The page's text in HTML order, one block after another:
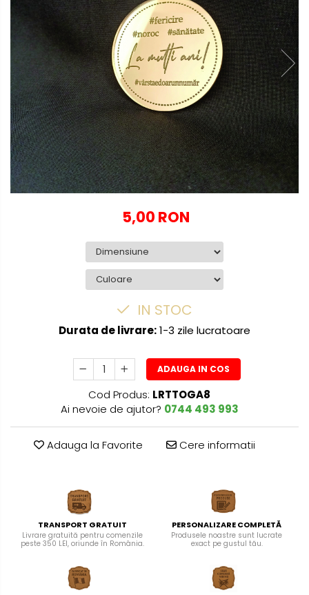
Globuri personalizate
Decoratiuni Craciun
Pachete cadou Craciun
Decoratiuni Paste
Valentines Day
Cadouri indragostiti
1-8 Martie
Scoala/Absolvire
5,00 RON
IN STOC
Durata de livrare:1-3 zile lucratoare
ADAUGA IN COS
Cod Produs: LRTTOGA8
Ai nevoie de ajutor? 0744 493 993
Adauga la Favorite Cere informatii
TRANSPORT GRATUIT
Livrare gratuită pentru comenzile
peste 350 LEI, oriunde în România.
PERSONALIZARE COMPLETĂ
Produsele noastre sunt lucrate
exact pe gustul tău.